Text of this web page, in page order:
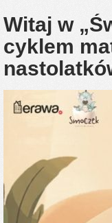
Witaj w
cyklem